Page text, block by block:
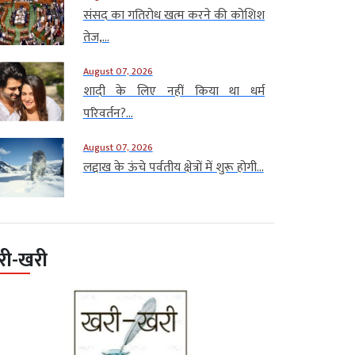
संसद का गतिरोध खत्म करने की कोशिश
तेज,...
August 07, 2026
शादी के लिए नहीं किया था धर्म
परिवर्तन?...
August 07, 2026
लद्दाख के ऊंचे पर्वतीय क्षेत्रों में शुरू होगी...
खरी